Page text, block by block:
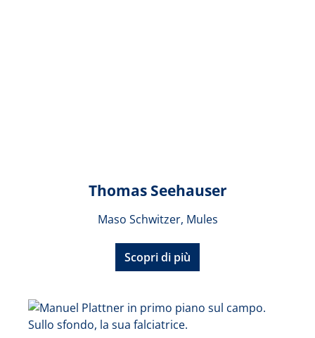
Thomas Seehauser
Maso Schwitzer, Mules
Scopri di più